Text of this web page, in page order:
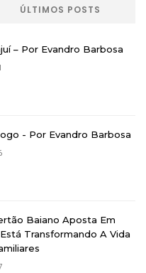
ÚLTIMOS POSTS
– Por Evandro Barbosa
- Por Evandro Barbosa
Baiano Aposta Em
Transformando A Vida